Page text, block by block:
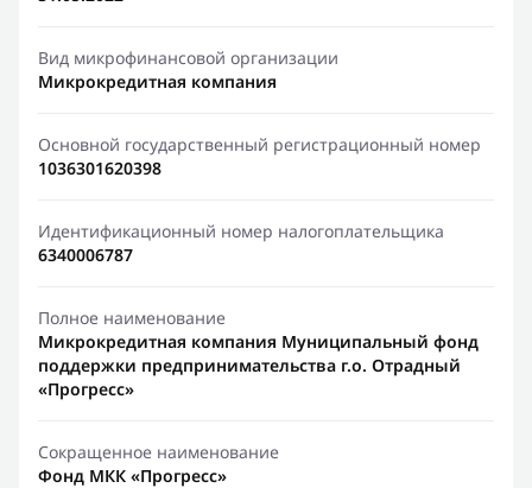
Вид микрофинансовой организации
Микрокредитная компания
Основной государственный регистрационный номер
1036301620398
Идентификационный номер налогоплательщика
6340006787
Полное наименование
Микрокредитная компания Муниципальный фонд
поддержки предпринимательства г.о. Отрадный
«Прогресс»
Сокращенное наименование
Фонд МКК «Прогресс»